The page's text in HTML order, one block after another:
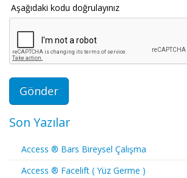
Aşağıdaki kodu doğrulayınız
Son Yazılar
Access ® Bars Bireysel Çalışma
Access ® Facelift ( Yüz Germe )